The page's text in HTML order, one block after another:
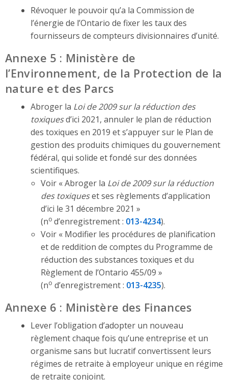
Révoquer le pouvoir qu’a la Commission de
l’énergie de l’Ontario de fixer les taux des
fournisseurs de compteurs divisionnaires d’unité.
Annexe 5 : Ministère de
l’Environnement, de la Protection de la
nature et des Parcs
Abroger la Loi de 2009 sur la réduction des
toxiquesd’ici 2021, annuler le plan de réduction
des toxiques en 2019 et s’appuyer sur le Plan de
gestion des produits chimiques du gouvernement
fédéral, qui solide et fondé sur des données
scientifiques.
Voir « Abroger la Loi de 2009 sur la réduction
des toxiqueset ses règlements d’application
d’ici le 31 décembre 2021 »
(no d’enregistrement : 013-4234).
Voir « Modifier les procédures de planification
et de reddition de comptes du Programme de
réduction des substances toxiques et du
Règlement de l’Ontario 455/09 »
(no d’enregistrement : 013-4235).
Annexe 6 : Ministère des Finances
Lever l’obligation d’adopter un nouveau
règlement chaque fois qu’une entreprise et un
organisme sans but lucratif convertissent leurs
régimes de retraite à employeur unique en régime
de retraite conjoint.